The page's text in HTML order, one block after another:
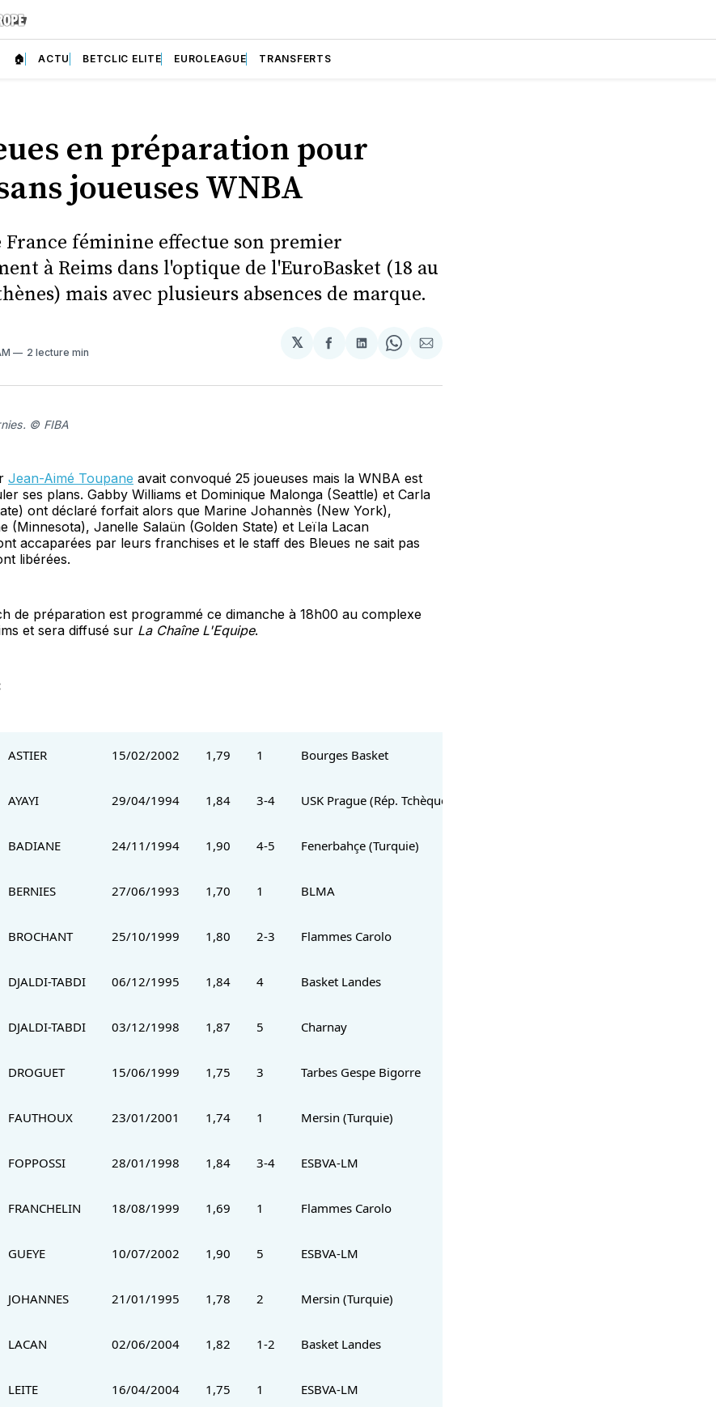
🏠 ACTU BETCLIC ELITE EUROLEAGUE TRANSFERTS
en préparation pour
joueuses WNBA
France féminine effectue son premier
à Reims dans l'optique de l'EuroBasket (18 au
mais avec plusieurs absences de marque.
2 lecture min
𝕏
Partager
Facebook
Partager
LinkedIn
Share
WhatsApp
Partager
Courriel
© FIBA
Jean-Aimé Toupane avait convoqué 25 joueuses mais la WNBA est
ses plans. Gabby Williams et Dominique Malonga (Seattle) et Carla
ont déclaré forfait alors que Marine Johannès (New York),
(Minnesota), Janelle Salaün (Golden State) et Leïla Lacan
accaparées par leurs franchises et le staff des Bleues ne sait pas
libérées.
de préparation est programmé ce dimanche à 18h00 au complexe
et sera diffusé sur La Chaîne L'Equipe.
ASTIER 15/02/2002 1,79 1 Bourges Basket
AYAYI 29/04/1994 1,84 3-4 USK Prague (Rép. Tchèque)
BADIANE 24/11/1994 1,90 4-5 Fenerbahçe (Turquie)
BERNIES 27/06/1993 1,70 1 BLMA
BROCHANT 25/10/1999 1,80 2-3 Flammes Carolo
DJALDI-TABDI 06/12/1995 1,84 4 Basket Landes
DJALDI-TABDI 03/12/1998 1,87 5 Charnay
DROGUET 15/06/1999 1,75 3 Tarbes Gespe Bigorre
FAUTHOUX 23/01/2001 1,74 1 Mersin (Turquie)
FOPPOSSI 28/01/1998 1,84 3-4 ESBVA-LM
FRANCHELIN 18/08/1999 1,69 1 Flammes Carolo
GUEYE 10/07/2002 1,90 5 ESBVA-LM
JOHANNES 21/01/1995 1,78 2 Mersin (Turquie)
LACAN 02/06/2004 1,82 1-2 Basket Landes
LEITE 16/04/2004 1,75 1 ESBVA-LM